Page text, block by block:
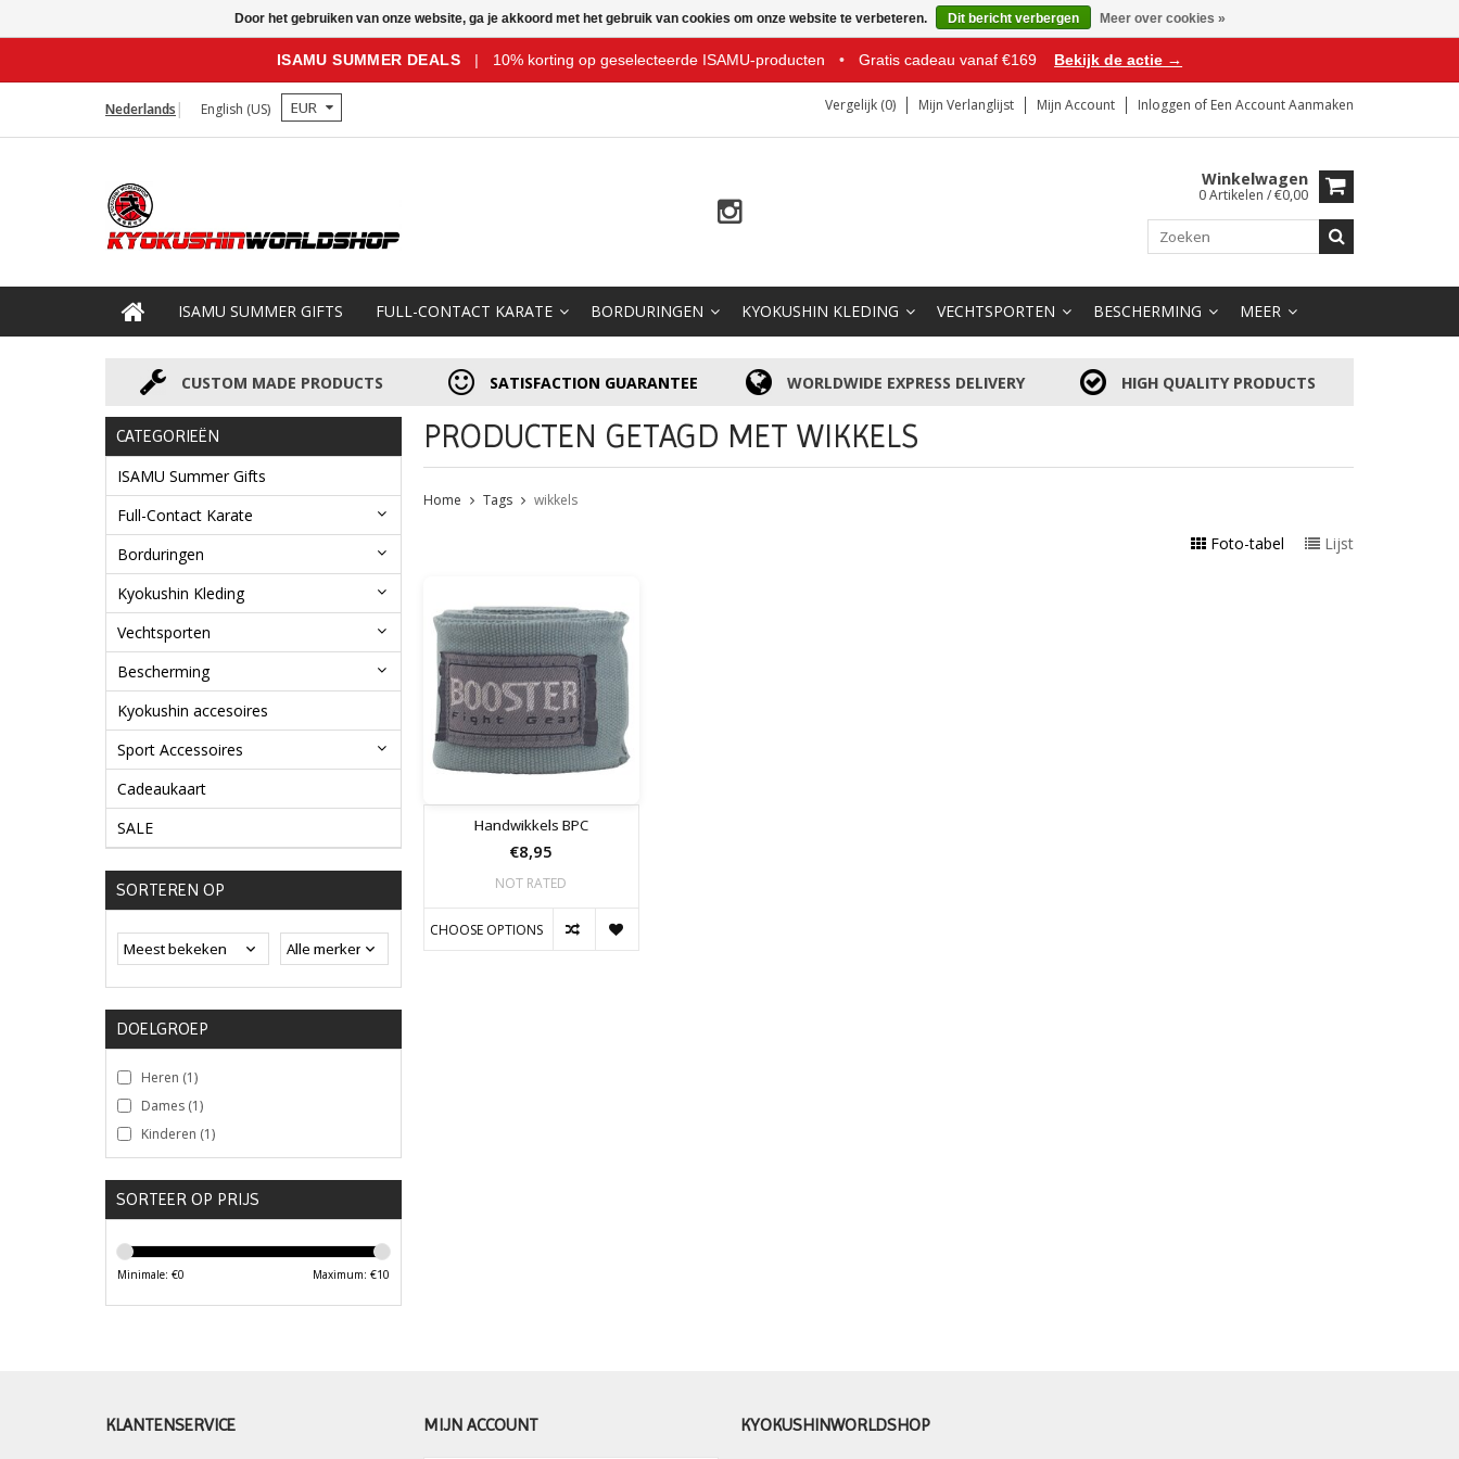
ISAMU SUMMER DEALS | 10% korting op geselecteerde ISAMU-producten • Gratis cadeau vanaf €169 Bekijk de actie →
Nederlands English (US) EUR Vergelijk (0) Mijn Verlanglijst Mijn Account Inloggen of Een Account Aanmaken
Winkelwagen
0 Artikelen / €0,00
ISAMU SUMMER GIFTS FULL-CONTACT KARATE BORDURINGEN KYOKUSHIN KLEDING VECHTSPORTEN BESCHERMING MEER
CUSTOM MADE PRODUCTS SATISFACTION GUARANTEE WORLDWIDE EXPRESS DELIVERY HIGH QUALITY PRODUCTS
CATEGORIEËN
ISAMU Summer Gifts
Full-Contact Karate
Borduringen
Kyokushin Kleding
Vechtsporten
Bescherming
Kyokushin accesoires
Sport Accessoires
Cadeaukaart
SALE
SORTEREN OP
DOELGROEP
Heren (1)
Dames (1)
Kinderen (1)
SORTEER OP PRIJS
Minimale: €0 Maximum: €10
PRODUCTEN GETAGD MET WIKKELS
Home Tags wikkels
Foto-tabel Lijst
Handwikkels BPC
€8,95
NOT RATED
CHOOSE OPTIONS
KLANTENSERVICE MIJN ACCOUNT KYOKUSHINWORLDSHOP
Door het gebruiken van onze website, ga je akkoord met het gebruik van cookies om onze website te verbeteren. Dit bericht verbergen Meer over cookies »